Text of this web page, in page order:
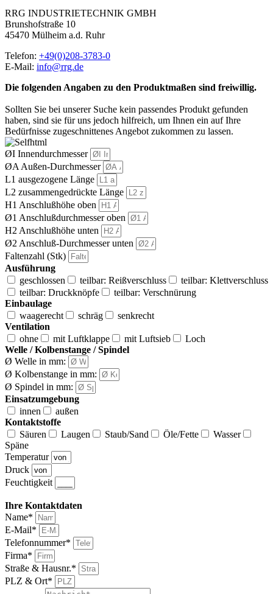
RRG INDUSTRIETECHNIK GMBH
Brunshofstraße 10
45470 Mülheim a.d. Ruhr
Telefon: +49(0)208-3783-0
E-Mail: info@rrg.de
Die folgenden Angaben zu den Produktmaßen sind freiwillig.
Sollten Sie bei unserer Suche kein passendes Produkt gefunden
haben, sind sie für uns jedoch hilfreich, um Ihnen ein auf Ihre
Bedürfnisse zugeschnittenes Angebot zukommen zu lassen.
ØI Innendurchmesser
ØA Außen-Durchmesser
L1 ausgezogene Länge
L2 zusammengedrückte Länge
H1 Anschlußhöhe oben
Ø1 Anschlußdurchmesser oben
H2 Anschlußhöhe unten
Ø2 Anschluß-Durchmesser unten
Faltenzahl (Stk)
Ausführung
geschlossen
teilbar: Reißverschluss
teilbar: Klettverschluss
teilbar: Druckknöpfe
teilbar: Verschnürung
Einbaulage
waagerecht
schräg
senkrecht
Ventilation
ohne
mit Luftklappe mit Luftsieb
Loch
Welle / Kolbenstange / Spindel
Ø Welle in mm:
Ø Kolbenstange in mm:
Ø Spindel in mm:
Einsatzumgebung
innen
außen
Kontaktstoffe
Säuren
Laugen Staub/Sand Öle/Fette
Wasser
Späne
Temperatur
Druck
Feuchtigkeit
Ihre Kontaktdaten
Name*
E-Mail*
Telefonnummer*
Firma*
Straße & Hausnr.*
PLZ & Ort*